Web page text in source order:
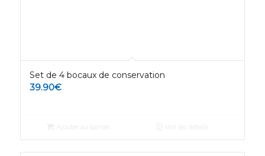
Set de 4 bocaux de conservation
39.90€